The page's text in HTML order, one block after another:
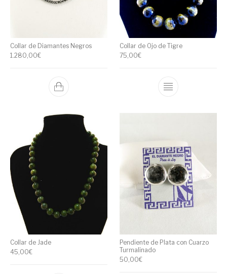
Collar de Diamantes Negros
1.280,00€
Collar de Ojo de Tigre
75,00€
Collar de Jade
45,00€
Pendiente de Plata con Cuarzo
Turmalinado
50,00€